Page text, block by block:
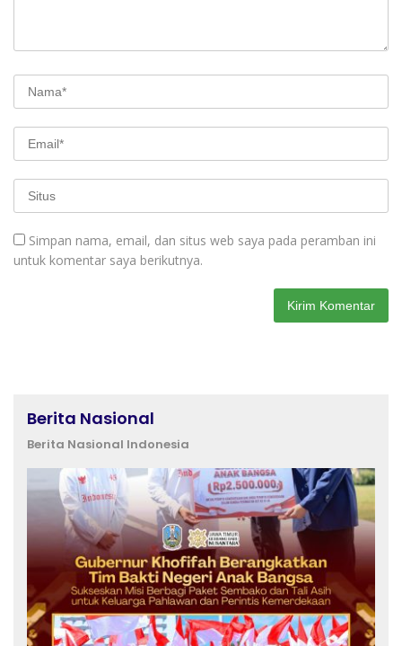
Simpan nama, email, dan situs web saya pada peramban ini
untuk komentar saya berikutnya.
Berita Nasional
Berita Nasional Indonesia